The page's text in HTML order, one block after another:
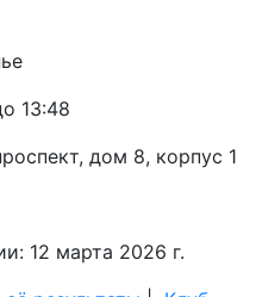
13:48
дом 8, корпус 1
12 марта 2026 г.